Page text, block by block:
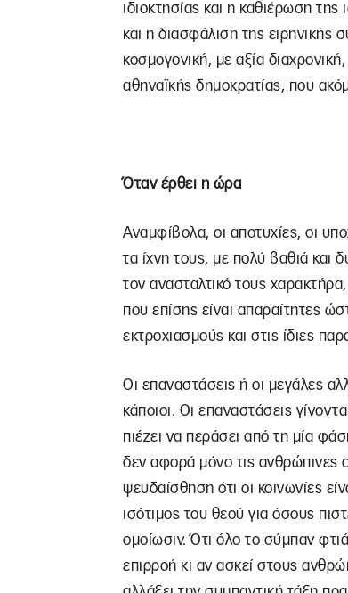
ιδιοκτησίας και η καθιέρωση
και η διασφάλιση της ειρηνικής
κοσμογονική, με αξία
αθηναϊκής δημοκρατίας, που
Όταν έρθει η ώρα
Αναμφίβολα, οι αποτυχίες, οι
τα ίχνη τους, με πολύ βαθιά και
τον ανασταλτικό τους
που επίσης είναι απαραίτητες
εκτροχιασμούς και στις ίδιες
Οι επαναστάσεις ή οι μεγάλες
κάποιοι. Οι επαναστάσεις
πιέζει να περάσει από τη μία
δεν αφορά μόνο τις ανθρώπινες
ψευδαίσθηση ότι οι κοινωνίες
ισότιμος του θεού για όσους
ομοίωσιν. Ότι όλο το σύμπαν
επιρροή κι αν ασκεί στους